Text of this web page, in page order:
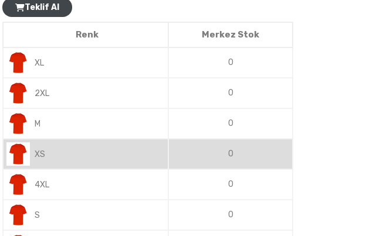
Teklif Al
Renk Merkez Stok
XL 0
2XL 0
M 0
XS 0
4XL 0
S 0